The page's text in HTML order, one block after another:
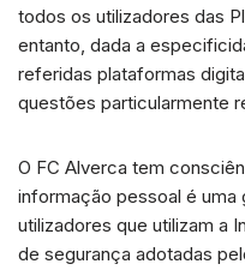
todos os utilizadores das
entanto, dada a
referidas plataformas
questões particularmente
O FC Alverca tem
informação pessoal é uma
utilizadores que utilizam a
de segurança adotadas